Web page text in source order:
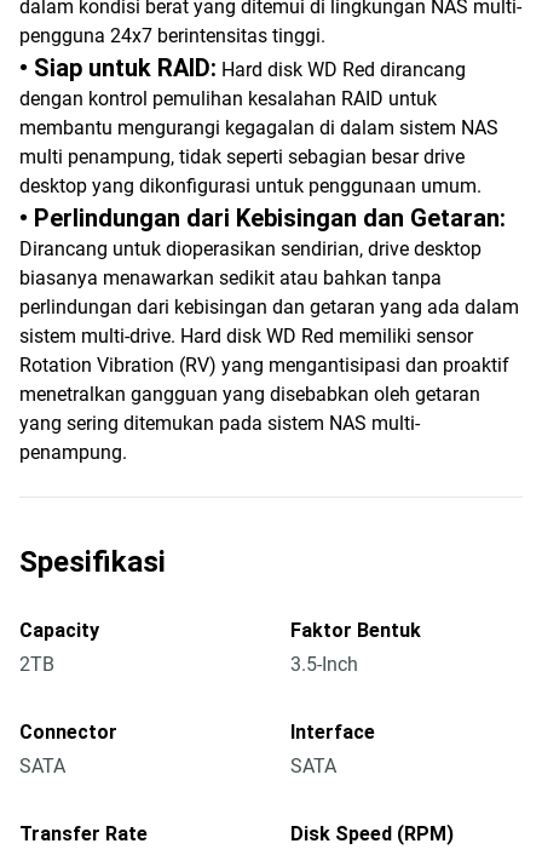
dalam kondisi berat yang ditemui di lingkungan NAS multi-
pengguna 24x7 berintensitas tinggi.
• Siap untuk RAID: Hard disk WD Red dirancang
dengan kontrol pemulihan kesalahan RAID untuk
membantu mengurangi kegagalan di dalam sistem NAS
multi penampung, tidak seperti sebagian besar drive
desktop yang dikonfigurasi untuk penggunaan umum.
• Perlindungan dari Kebisingan dan Getaran:
Dirancang untuk dioperasikan sendirian, drive desktop
biasanya menawarkan sedikit atau bahkan tanpa
perlindungan dari kebisingan dan getaran yang ada dalam
sistem multi-drive. Hard disk WD Red memiliki sensor
Rotation Vibration (RV) yang mengantisipasi dan proaktif
menetralkan gangguan yang disebabkan oleh getaran
yang sering ditemukan pada sistem NAS multi-
penampung.
Spesifikasi
Capacity
2TB
Faktor Bentuk
3.5-Inch
Connector
SATA
Interface
SATA
Transfer Rate
Disk Speed (RPM)